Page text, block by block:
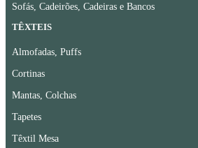
Sofás, Cadeirões, Cadeiras e Bancos
TÊXTEIS
Almofadas, Puffs
Cortinas
Mantas, Colchas
Tapetes
Têxtil Mesa